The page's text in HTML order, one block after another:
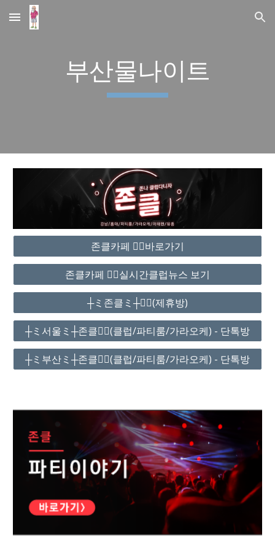
Skip to main content Skip to navigation
부산물나이트
존클카페 ❤️‍🔥바로가기
존클카페 ❤️‍🔥실시간클럽뉴스 보기
┼ミ존클ミ┼❤️‍🔥(제휴방)
┼ミ서울ミ┼존클❤️‍🔥(클럽/파티룸/가라오케) - 단톡방
┼ミ부산ミ┼존클❤️‍🔥(클럽/파티룸/가라오케) - 단톡방